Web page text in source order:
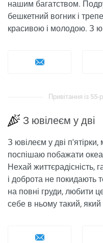
нашим багатством.
бешкетний вогник і
красивою і молодою. З
Привітання із
З ювілеєм у дві
З ювілеєм у дві
поспішаю побажати
Нехай життєрадісність,
і доброта не покидають
на повні груди, любити
себе в ньому такий, який